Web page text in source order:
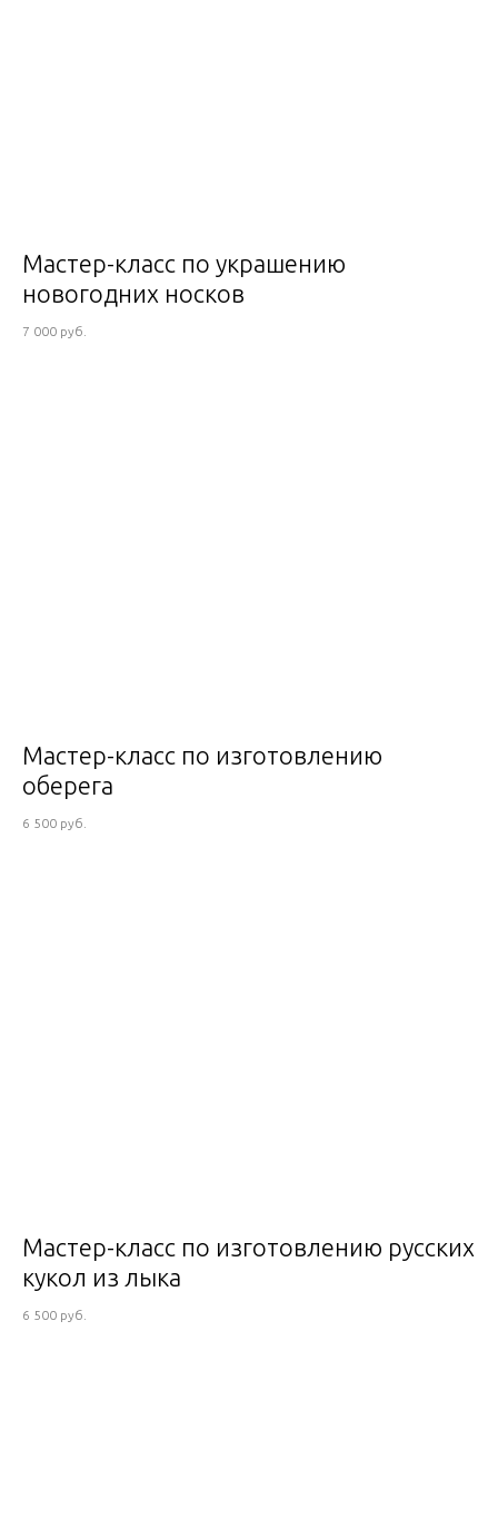
Мастер-класс по украшению
новогодних носков
7 000 руб.
Мастер-класс по изготовлению
оберега
6 500 руб.
Мастер-класс по изготовлению русских
кукол из лыка
6 500 руб.